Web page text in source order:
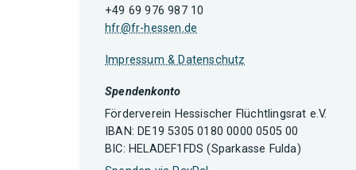
+49 69 976 987 10
hfr@fr-hessen.de
Impressum & Datenschutz
Spendenkonto
Förderverein Hessischer Flüchtlingsrat e.V.
IBAN: DE19 5305 0180 0000 0505 00
BIC: HELADEF1FDS (Sparkasse Fulda)